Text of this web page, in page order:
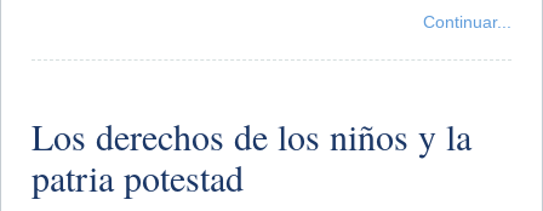
Continuar...
Los derechos de los niños y la
patria potestad